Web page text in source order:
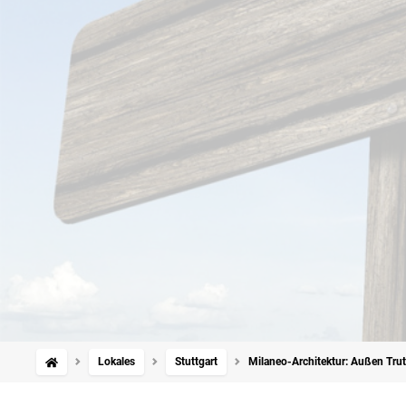
Lokales Stuttgart Milaneo-Architektur: Außen